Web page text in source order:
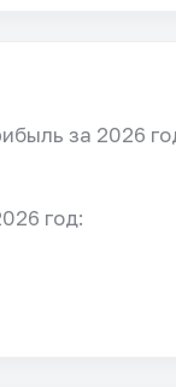
за 2026
год: